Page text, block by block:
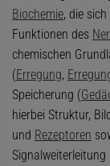
Biochemie, die
Funktionen des
chemischen
(Erregung,
Speicherung (
hierbei Struktur,
und Rezeptoren
Signalweiterleitung